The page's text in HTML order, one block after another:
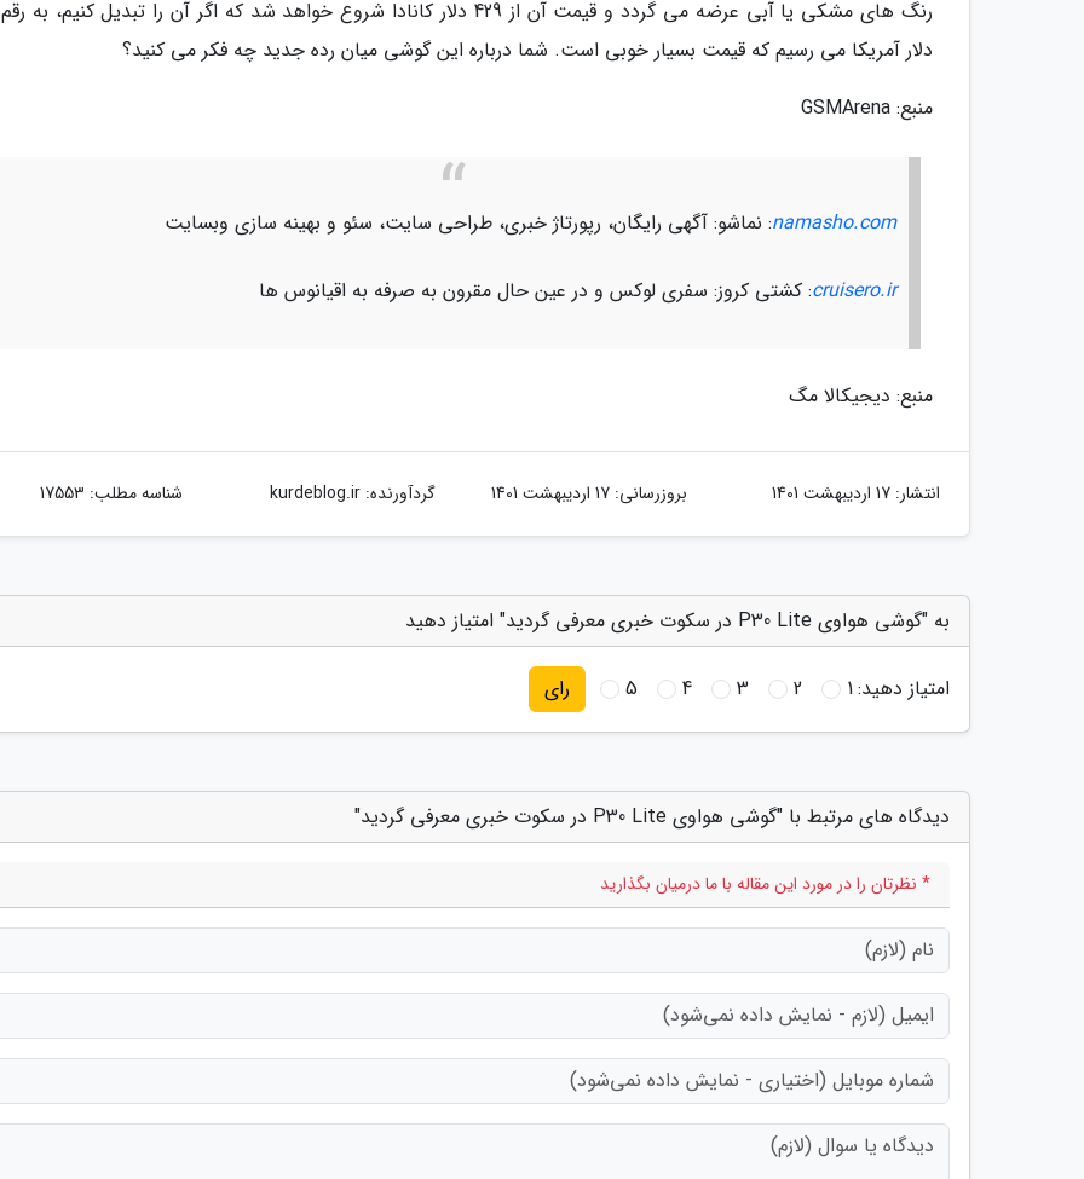
دلار آمریکا می رسیم که قیمت بسیار خوبی است. شما درباره این گوشی میان رده جدید چه فکر می کنید؟
منبع: GSMArena
namasho.com: نماشو: آگهی رایگان، رپورتاژ خبری، طراحی سایت، سئو و بهینه سازی وبسایت
cruisero.ir: کشتی کروز: سفری لوکس و در عین حال مقرون به صرفه به اقیانوس ها
منبع: دیجیکالا مگ
انتشار: 17 اردیبهشت 1401 بروزرسانی: 17 اردیبهشت 1401 گردآورنده:kurdeblog.ir شناسه مطلب: 17553
به "گوشی هواوی P30 Lite در سکوت خبری معرفی گردید" امتیاز دهید
امتیاز دهید:1
2
3
4
5 رای
دیدگاه های مرتبط با "گوشی هواوی P30 Lite در سکوت خبری معرفی گردید"
* نظرتان را در مورد این مقاله با ما درمیان بگذارید